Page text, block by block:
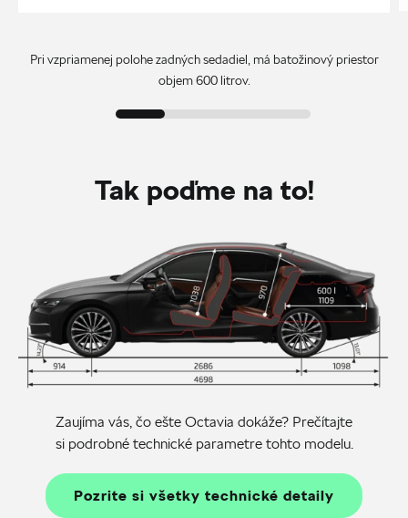
Pri vzpriamenej polohe zadných sedadiel, má batožinový priestor
objem 600 litrov.
Tak poďme na to!
Zaujíma vás, čo ešte Octavia dokáže? Prečítajte
si podrobné technické parametre tohto modelu.
Pozrite si všetky technické detaily